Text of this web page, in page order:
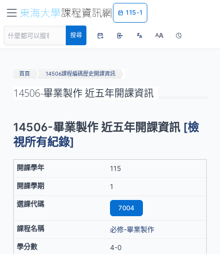
115-1
搜尋 AA
首頁 14506課程編碼歷史開課資訊
14506-畢業製作 近五年開課資訊
14506-畢業製作 近五年開課資訊 [檢
視所有紀錄]
115
1
7004
必修-畢業製作
4-0